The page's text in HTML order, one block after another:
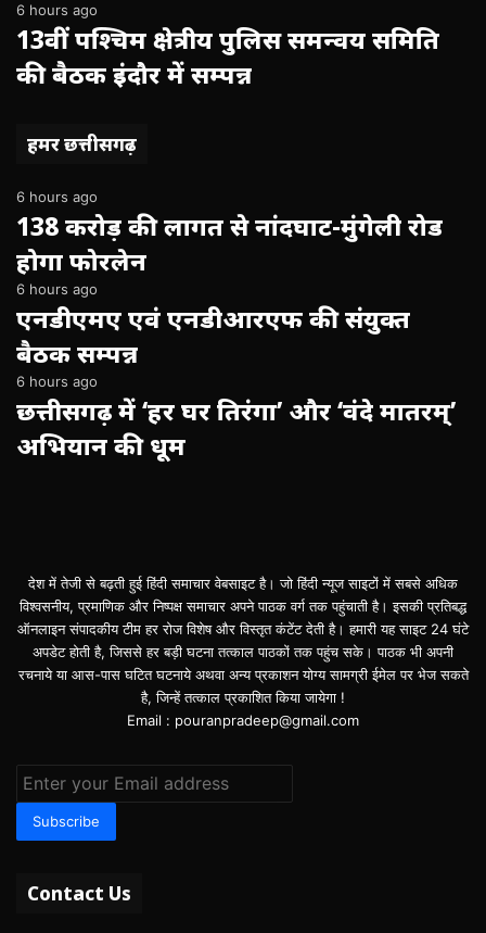
6 hours ago
13वीं पश्चिम क्षेत्रीय पुलिस समन्वय समिति
की बैठक इंदौर में सम्पन्न
हमर छत्तीसगढ़
6 hours ago
138 करोड़ की लागत से नांदघाट-मुंगेली रोड
होगा फोरलेन
6 hours ago
एनडीएमए एवं एनडीआरएफ की संयुक्त
बैठक सम्पन्न
6 hours ago
छत्तीसगढ़ में ‘हर घर तिरंगा’ और ‘वंदे मातरम्’
अभियान की धूम
देश में तेजी से बढ़ती हुई हिंदी समाचार वेबसाइट है। जो हिंदी न्यूज साइटों में सबसे अधिक
विश्वसनीय, प्रमाणिक और निष्पक्ष समाचार अपने पाठक वर्ग तक पहुंचाती है। इसकी प्रतिबद्ध
ऑनलाइन संपादकीय टीम हर रोज विशेष और विस्तृत कंटेंट देती है। हमारी यह साइट 24 घंटे
अपडेट होती है, जिससे हर बड़ी घटना तत्काल पाठकों तक पहुंच सके। पाठक भी अपनी
रचनाये या आस-पास घटित घटनाये अथवा अन्य प्रकाशन योग्य सामग्री ईमेल पर भेज सकते
है, जिन्हें तत्काल प्रकाशित किया जायेगा !
Email : pouranpradeep@gmail.com
Enter
Email
address
Contact Us